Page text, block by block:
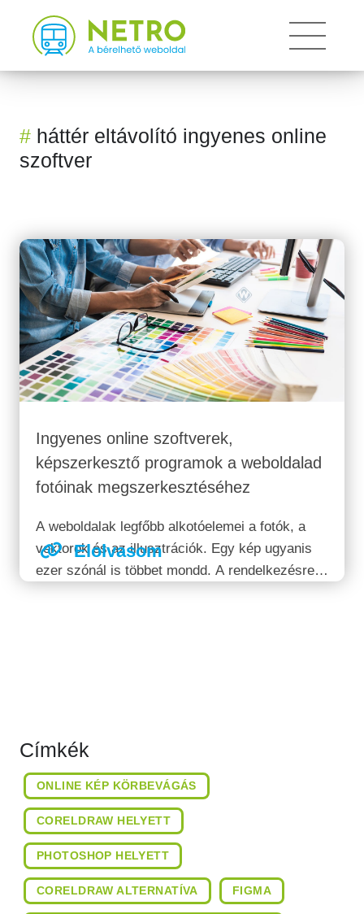
# háttér eltávolító ingyenes online
szoftver
Ingyenes online szoftverek,
képszerkesztő programok a weboldalad
fotóinak megszerkesztéséhez
A weboldalak legfőbb alkotóelemei a fotók, a
vektorok és az illusztrációk. Egy kép ugyanis
ezer szónál is többet mondd. A rendelkezésre
Elolvasom
Címkék
ONLINE KÉP KÖRBEVÁGÁS
CORELDRAW HELYETT
PHOTOSHOP HELYETT
CORELDRAW ALTERNATÍVA FIGMA